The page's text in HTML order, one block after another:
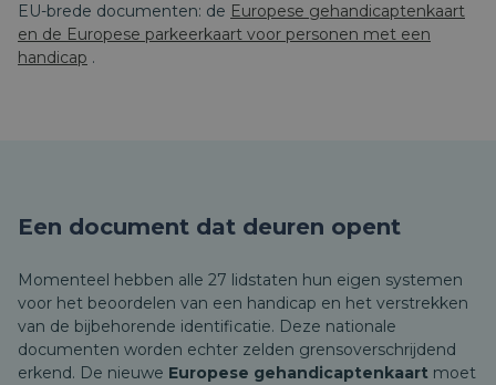
EU-brede documenten: de Europese gehandicaptenkaart
en de Europese parkeerkaart voor personen met een
handicap .
Een document dat deuren opent
Momenteel hebben alle 27 lidstaten hun eigen systemen
voor het beoordelen van een handicap en het verstrekken
van de bijbehorende identificatie. Deze nationale
documenten worden echter zelden grensoverschrijdend
erkend. De nieuwe Europese gehandicaptenkaart moet